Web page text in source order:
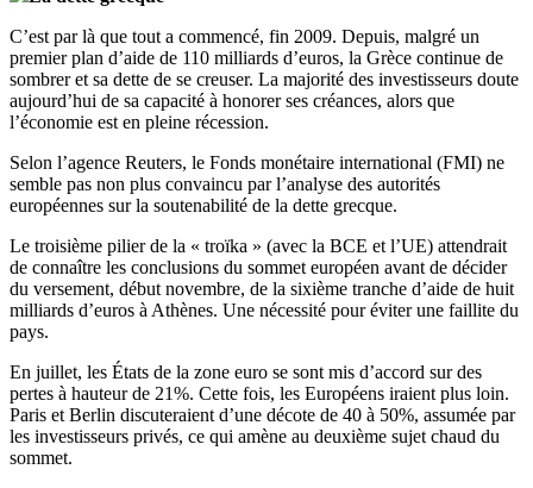
C’est par là que tout a commencé, fin 2009. Depuis, malgré un
premier plan d’aide de 110 milliards d’euros, la Grèce continue de
sombrer et sa dette de se creuser. La majorité des investisseurs doute
aujourd’hui de sa capacité à honorer ses créances, alors que
l’économie est en pleine récession.
Selon l’agence Reuters, le Fonds monétaire international (FMI) ne
semble pas non plus convaincu par l’analyse des autorités
européennes sur la soutenabilité de la dette grecque.
Le troisième pilier de la « troïka » (avec la BCE et l’UE) attendrait
de connaître les conclusions du sommet européen avant de décider
du versement, début novembre, de la sixième tranche d’aide de huit
milliards d’euros à Athènes. Une nécessité pour éviter une faillite du
pays.
En juillet, les États de la zone euro se sont mis d’accord sur des
pertes à hauteur de 21%. Cette fois, les Européens iraient plus loin.
Paris et Berlin discuteraient d’une décote de 40 à 50%, assumée par
les investisseurs privés, ce qui amène au deuxième sujet chaud du
sommet.